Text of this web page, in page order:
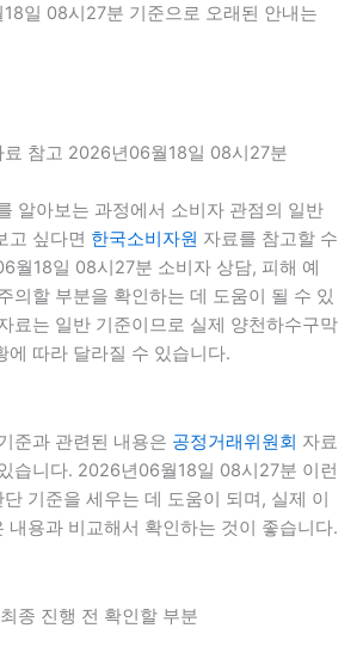
일 08시27분 기준으로 오래된 안내는
참고 2026년06월18일 08시27분
알아보는 과정에서 소비자 관점의 일반
고 싶다면 한국소비자원 자료를 참고할 수
월18일 08시27분 소비자 상담, 피해 예
의할 부분을 확인하는 데 도움이 될 수 있
료는 일반 기준이므로 실제 양천하수구막
에 따라 달라질 수 있습니다.
준과 관련된 내용은 공정거래위원회 자료
습니다. 2026년06월18일 08시27분 이런
기준을 세우는 데 도움이 되며, 실제 이
내용과 비교해서 확인하는 것이 좋습니다.
종 진행 전 확인할 부분